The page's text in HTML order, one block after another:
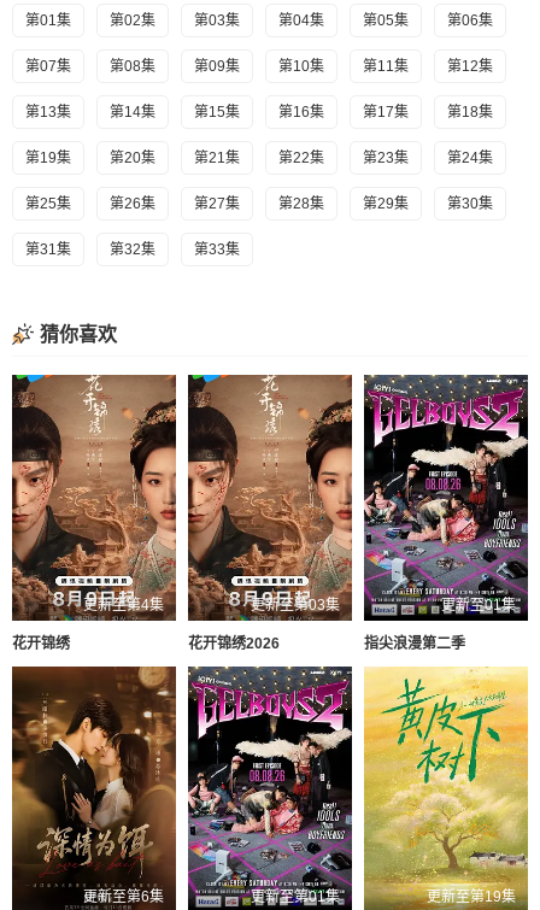
第01集 第02集 第03集 第04集 第05集 第06集
第07集 第08集 第09集 第10集 第11集 第12集
第13集 第14集 第15集 第16集 第17集 第18集
第19集 第20集 第21集 第22集 第23集 第24集
第25集 第26集 第27集 第28集 第29集 第30集
第31集 第32集 第33集
猜你喜欢
更新至第4集
花开锦绣
更新至第03集
花开锦绣2026
更新至01集
指尖浪漫第二季
更新至第6集 更新至第01集 更新至第19集